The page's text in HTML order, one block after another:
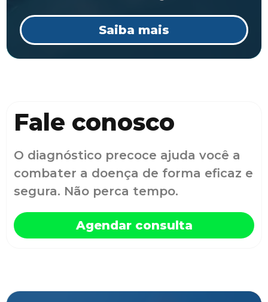
Saiba mais
Fale conosco
O diagnóstico precoce ajuda você a
combater a doença de forma eficaz e
segura. Não perca tempo.
Agendar consulta